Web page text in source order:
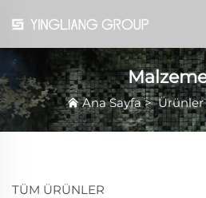
Ana Sayfa>Ürünler
TÜM ÜRÜNLER